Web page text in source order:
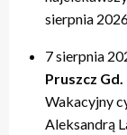
sierpnia
7 sierpnia
Pruszcz
Wakacyjny
Aleksandrą